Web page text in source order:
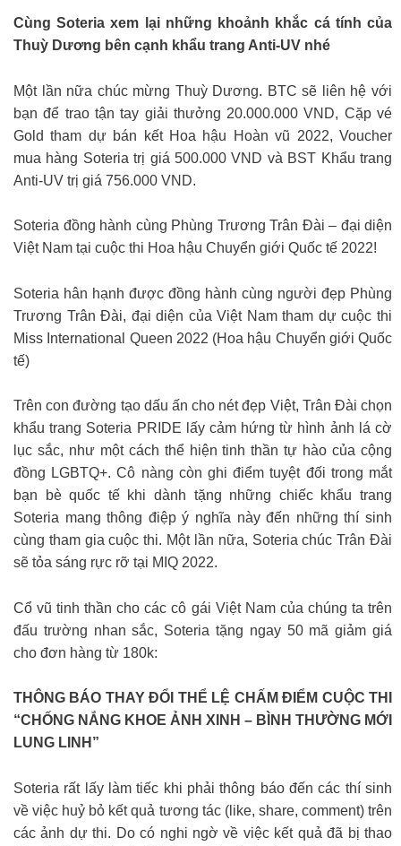
Cùng Soteria xem lại những khoảnh khắc cá tính của
Thuỳ Dương bên cạnh khẩu trang Anti-UV nhé
Một lần nữa chúc mừng Thuỳ Dương. BTC sẽ liên hệ với
bạn để trao tận tay giải thưởng 20.000.000 VND, Cặp vé
Gold tham dự bán kết Hoa hậu Hoàn vũ 2022, Voucher
mua hàng Soteria trị giá 500.000 VND và BST Khẩu trang
Anti-UV trị giá 756.000 VND.
Soteria đồng hành cùng Phùng Trương Trân Đài – đại diện
Việt Nam tại cuộc thi Hoa hậu Chuyển giới Quốc tế 2022!
Soteria hân hạnh được đồng hành cùng người đẹp Phùng
Trương Trân Đài, đại diện của Việt Nam tham dự cuộc thi
Miss International Queen 2022 (Hoa hậu Chuyển giới Quốc
tế)
Trên con đường tạo dấu ấn cho nét đẹp Việt, Trân Đài chọn
khẩu trang Soteria PRIDE lấy cảm hứng từ hình ảnh lá cờ
lục sắc, như một cách thể hiện tinh thần tự hào của cộng
đồng LGBTQ+. Cô nàng còn ghi điểm tuyệt đối trong mắt
bạn bè quốc tế khi dành tặng những chiếc khẩu trang
Soteria mang thông điệp ý nghĩa này đến những thí sinh
cùng tham gia cuộc thi. Một lần nữa, Soteria chúc Trân Đài
sẽ tỏa sáng rực rỡ tại MIQ 2022.
Cổ vũ tinh thần cho các cô gái Việt Nam của chúng ta trên
đấu trường nhan sắc, Soteria tặng ngay 50 mã giảm giá
cho đơn hàng từ 180k:
THÔNG BÁO THAY ĐỔI THỂ LỆ CHẤM ĐIỂM CUỘC THI
“CHỐNG NẮNG KHOE ẢNH XINH – BÌNH THƯỜNG MỚI
LUNG LINH”
Soteria rất lấy làm tiếc khi phải thông báo đến các thí sinh
về việc huỷ bỏ kết quả tương tác (like, share, comment) trên
các ảnh dự thi. Do có nghi ngờ về việc kết quả đã bị thao